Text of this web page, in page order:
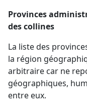
Provinces
des collines
La liste des
la région
arbitraire car ne
géographiques,
entre eux.